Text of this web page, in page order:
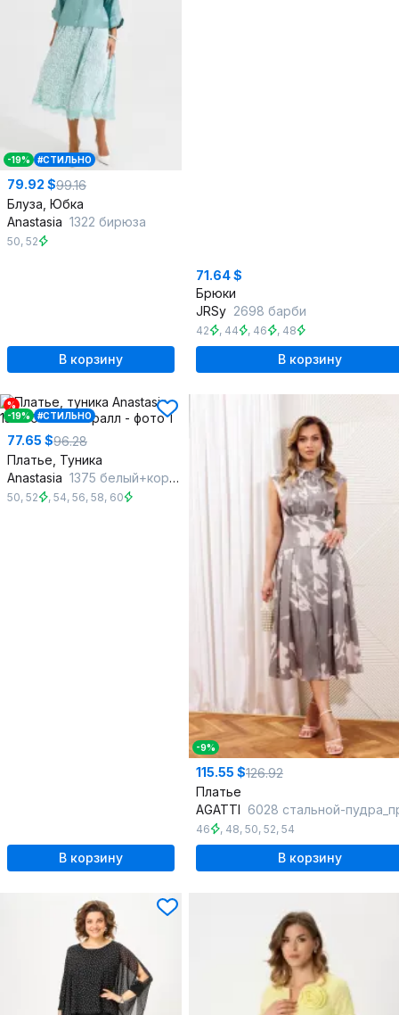
-19% #СТИЛЬНО
79.92 $99.16
Блуза, Юбка
Anastasia 1322 бирюза
50, 52
В корзину
71.64 $
Брюки
JRSy 2698 барби
42 , 44 , 46 , 48
В корзину
%
-19%
#СТИЛЬНО
77.65 $96.28
Платье, Туника
Anastasia 1375 белый+коралл
50, 52 , 54, 56, 58, 60
В корзину
-9%
115.55 $126.92
Платье
AGATTI 6028 стальной-
46 , 48, 50, 52, 54
В корзину